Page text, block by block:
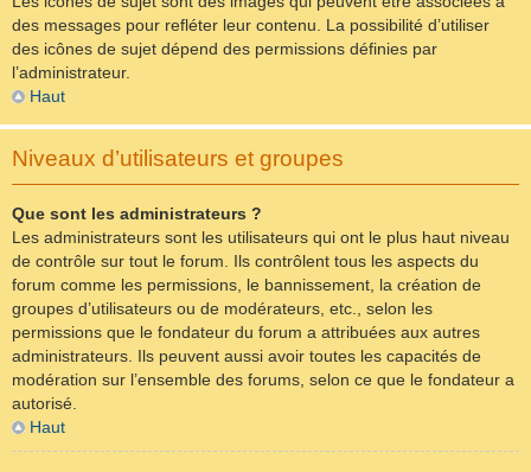
des messages pour refléter leur contenu. La possibilité d’utiliser
des icônes de sujet dépend des permissions définies par
l’administrateur.
Haut
Niveaux d’utilisateurs et groupes
Que sont les administrateurs ?
Les administrateurs sont les utilisateurs qui ont le plus haut niveau
de contrôle sur tout le forum. Ils contrôlent tous les aspects du
forum comme les permissions, le bannissement, la création de
groupes d’utilisateurs ou de modérateurs, etc., selon les
permissions que le fondateur du forum a attribuées aux autres
administrateurs. Ils peuvent aussi avoir toutes les capacités de
modération sur l’ensemble des forums, selon ce que le fondateur a
autorisé.
Haut